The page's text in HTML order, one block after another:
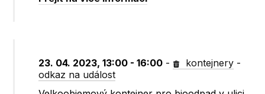
23. 04. 2023, 13:00 - 16:00 - kontejnery -
odkaz na událost